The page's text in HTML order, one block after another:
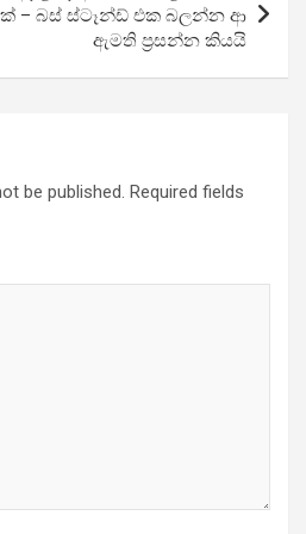
– බස් ස්ටෑන්ඩ් එක බලන්න ආ
ඇමති ප්‍රසන්න කියයි
be published. Required fields